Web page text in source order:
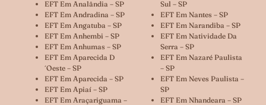
EFT Em Analândia – SP
EFT Em Andradina – SP
EFT Em Angatuba – SP
EFT Em Anhembi – SP
EFT Em Anhumas – SP
EFT Em Aparecida D
´oeste – SP
EFT Em Aparecida – SP
EFT Em Apiaí – SP
EFT Em Araçariguama –
Sul – SP
EFT Em Nantes – SP
EFT Em Narandiba – SP
EFT Em Natividade Da
Serra – SP
EFT Em Nazaré Paulista
– SP
EFT Em Neves Paulista –
SP
EFT Em Nhandeara – SP